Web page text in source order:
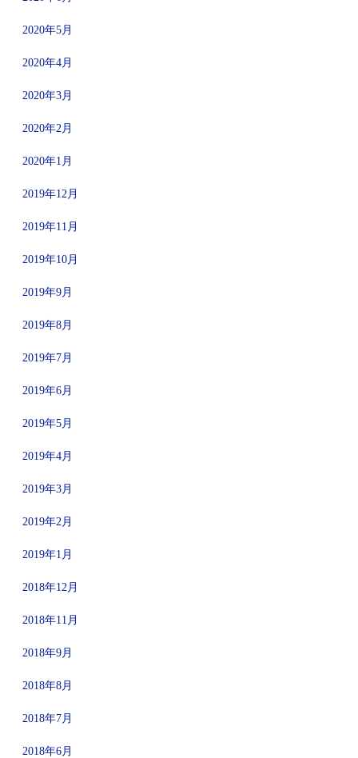
2020年5月
2020年4月
2020年3月
2020年2月
2020年1月
2019年12月
2019年11月
2019年10月
2019年9月
2019年8月
2019年7月
2019年6月
2019年5月
2019年4月
2019年3月
2019年2月
2019年1月
2018年12月
2018年11月
2018年9月
2018年8月
2018年7月
2018年6月